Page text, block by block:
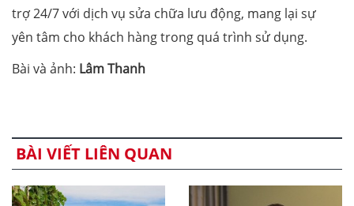
trợ 24/7 với dịch vụ sửa chữa lưu động, mang lại sự
yên tâm cho khách hàng trong quá trình sử dụng.
Bài và ảnh: Lâm Thanh
BÀI VIẾT LIÊN QUAN